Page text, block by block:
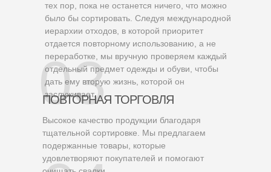
тех пор, пока не останется ничего, что можно
было бы сортировать. Следуя международной
иерархии отходов, в которой приоритет
отдается повторному использованию, а не
переработке, мы вручную проверяем каждый
отдельный предмет одежды и обуви, чтобы
дать ему вторую жизнь, которой он
заслуживает.
ПОВТОРНАЯ ТОРГОВЛЯ
Высокое качество продукции благодаря
тщательной сортировке. Мы предлагаем
подержанные товары, которые
удовлетворяют покупателей и помогают
03